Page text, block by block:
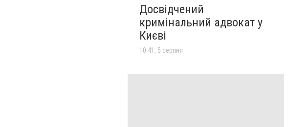
Досвідчений
кримінальний адвокат у
Києві
10:41, 5 серпня